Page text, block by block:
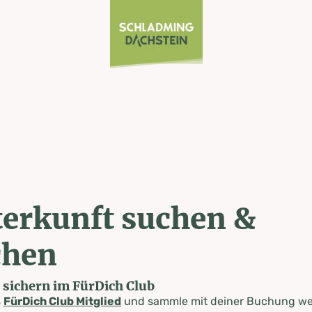
suchen &
im FürDich Club
FürDich Club Mitgliedund sammle mit deiner Buchung